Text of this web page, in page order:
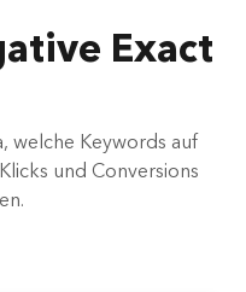
Exact
welche Keywords auf
und Conversions